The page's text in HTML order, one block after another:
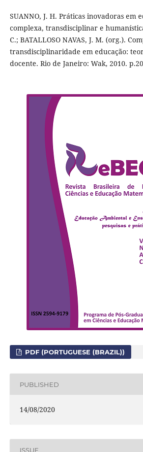
SUANNO, J. H. Práticas inovadoras em
complexa, transdisciplinar e
C.; BATALLOSO NAVAS, J. M. (org.).
transdisciplinaridade em educação:
docente. Rio de Janeiro: Wak, 2010.
PDF (PORTUGUESE (BRAZIL))
PUBLISHED
14/08/2020
ISSUE